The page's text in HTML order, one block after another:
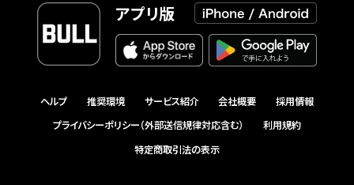
アプリ版
ヘルプ 推奨環境 サービス紹介 会社概要
採用情報
プライバシーポリシー（外部送信規律対応含む）
利用規約
特定商取引法の表示